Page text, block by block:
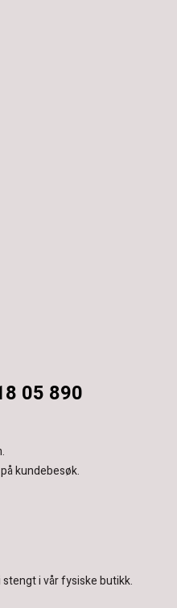
05 890
kundebesøk.
i vår fysiske butikk.